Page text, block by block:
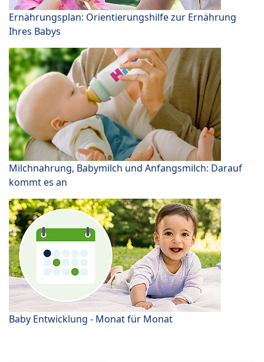
Ernährungsplan: Orientierungshilfe zur Ernährung
Ihres Babys
Milchnahrung, Babymilch und Anfangsmilch: Darauf
kommt es an
Baby Entwicklung - Monat für Monat